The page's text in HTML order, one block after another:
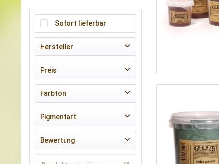
Sofort lieferbar
Hersteller
Kreidezeit Naturfarben
Preis
von0,01 €bis16,00 €
Farbton
blau
braun
gelb
Pigmentart
Erdpigmente
Mineralpigmente
Bewertung
& mehr